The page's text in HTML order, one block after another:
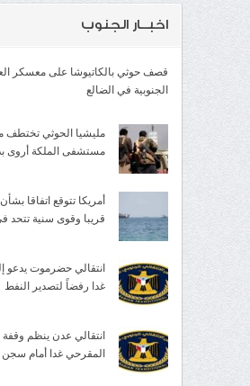
اخبــار الجنوب
قصف حوثي بالكاتيوشا على معسكر
الجنوبية في الضالع
مليشيا الحوثي تختطف
مستشفى الملكة أروى
أمريكا تتوقع اتفاقا
قريبا وقوى سنية تتحد
انتقالي حضرموت يدعو
غدا رفضاً لتصدير النفط
انتقالي عدن ينظم وقفة
المقرحي غدا أمام سجن